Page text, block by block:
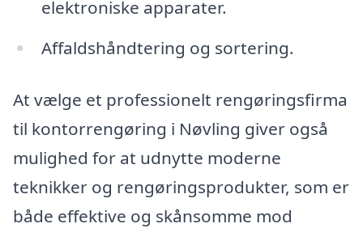
elektroniske apparater.
Affaldshåndtering og sortering.
At vælge et professionelt rengøringsfirma
til kontorrengøring i Nøvling giver også
mulighed for at udnytte moderne
teknikker og rengøringsprodukter, som er
både effektive og skånsomme mod